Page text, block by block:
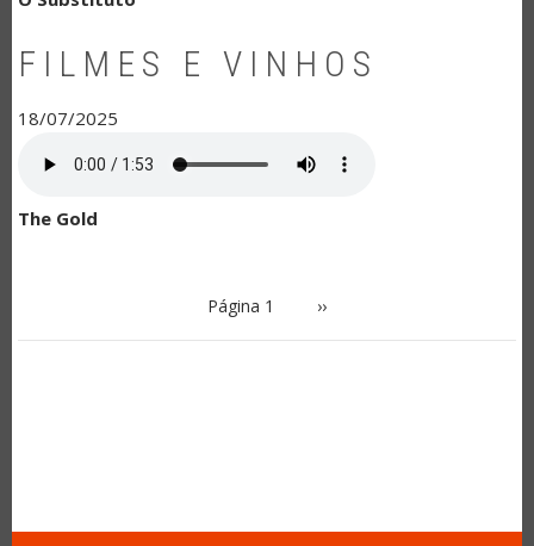
FILMES E VINHOS
18/07/2025
The Gold
Página 1 Próxima
››